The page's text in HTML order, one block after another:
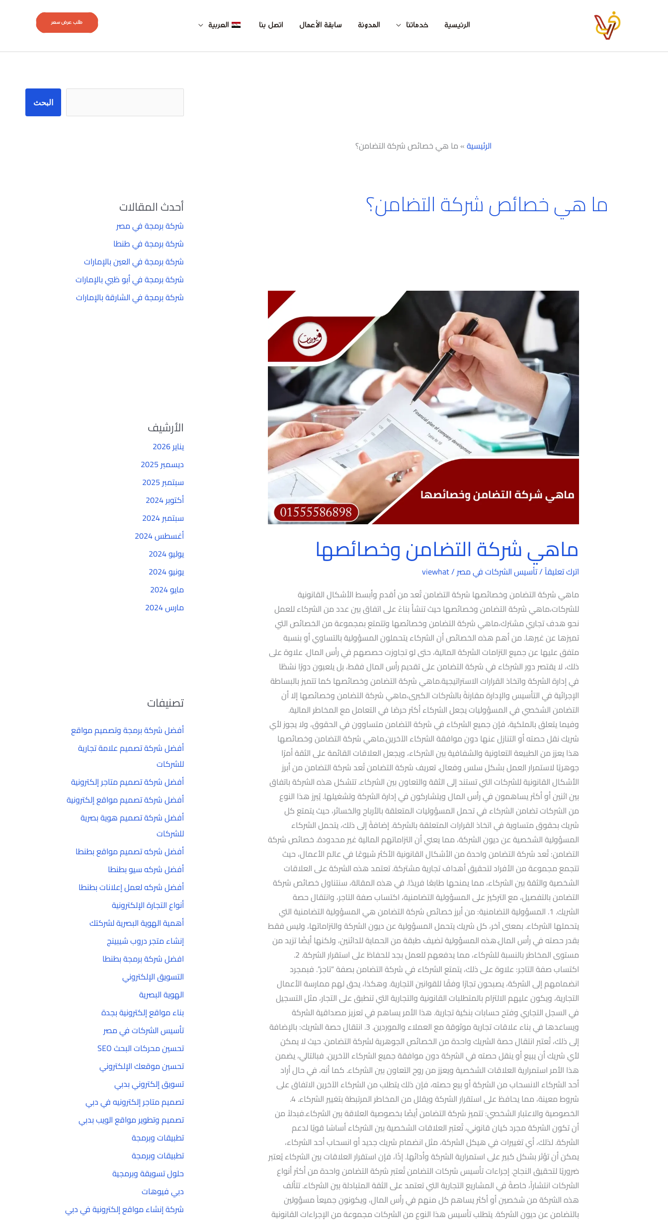
الرئيسية خدماتنا المدونة سابقة الأعمال اتصل بنا العربية طلب عرض سعر
الرئيسية» ما هي خصائص شركة التضامن؟
ما هي خصائص شركة التضامن؟
ماهي شركة التضامن وخصائصها
اترك تعليقاً/تأسيس الشركات في مصر/
viewhat
ماهي شركة التضامن وخصائصها شركة التضامن تُعد من أقدم وأبسط الأشكال القانونية
للشركات،ماهي شركة التضامن وخصائصها حيث تنشأ بناءً على اتفاق بين عدد من الشركاء للعمل
نحو هدف تجاري مشترك،ماهي شركة التضامن وخصائصها وتتمتع بمجموعة من الخصائص التي
تميزها عن غيرها. من أهم هذه الخصائص أن الشركاء يتحملون المسؤولية بالتساوي أو بنسبة
متفق عليها عن جميع التزامات الشركة المالية، حتى لو تجاوزت حصصهم في رأس المال. علاوة على
ذلك، لا يقتصر دور الشركاء في شركة التضامن على تقديم رأس المال فقط، بل يلعبون دورًا نشطًا
في إدارة الشركة واتخاذ القرارات الاستراتيجية.ماهي شركة التضامن وخصائصها كما تتميز بالبساطة
الإجرائية في التأسيس والإدارة مقارنةً بالشركات الكبرى،ماهي شركة التضامن وخصائصها إلا أن
التضامن الشخصي في المسؤوليات يجعل الشركاء أكثر حرصًا في التعامل مع المخاطر المالية.
وفيما يتعلق بالملكية، فإن جميع الشركاء في شركة التضامن متساوون في الحقوق، ولا يجوز لأي
شريك نقل حصته أو التنازل عنها دون موافقة الشركاء الآخرين.ماهي شركة التضامن وخصائصها
هذا يعزز من الطبيعة التعاونية والشفافية بين الشركاء، ويجعل العلاقات القائمة على الثقة أمرًا
جوهريًا لاستمرار العمل بشكل سلس وفعال. تعريف شركة التضامن تُعد شركة التضامن من أبرز
الأشكال القانونية للشركات التي تستند إلى الثقة والتعاون بين الشركاء. تتشكل هذه الشركة باتفاق
بين اثنين أو أكثر يساهمون في رأس المال ويتشاركون في إدارة الشركة وتشغيلها. يُبرز هذا النوع
من الشركات تضامن الشركاء في تحمل المسؤوليات المتعلقة بالأرباح والخسائر، حيث يتمتع كل
شريك بحقوق متساوية في اتخاذ القرارات المتعلقة بالشركة. إضافةً إلى ذلك، يتحمل الشركاء
المسؤولية الشخصية عن ديون الشركة، مما يعني أن التزاماتهم المالية غير محدودة. خصائص شركة
التضامن: تُعد شركة التضامن واحدة من الأشكال القانونية الأكثر شيوعًا في عالم الأعمال، حيث
تتجمع مجموعة من الأفراد لتحقيق أهداف تجارية مشتركة. تعتمد هذه الشركة على العلاقات
الشخصية والثقة بين الشركاء، مما يمنحها طابعًا فريدًا. في هذه المقالة، سنتناول خصائص شركة
التضامن بالتفصيل، مع التركيز على المسؤولية التضامنية، اكتساب صفة التاجر، وانتقال حصة
الشريك. 1. المسؤولية التضامنية: من أبرز خصائص شركة التضامن هي المسؤولية التضامنية التي
يتحملها الشركاء. بمعنى آخر، كل شريك يتحمل المسؤولية عن ديون الشركة والتزاماتها، وليس فقط
بقدر حصته في رأس المال.هذه المسؤولية تضيف طبقة من الحماية للدائنين، ولكنها أيضًا تزيد من
مستوى المخاطر بالنسبة للشركاء، مما يدفعهم للعمل بجد للحفاظ على استقرار الشركة. 2.
اكتساب صفة التاجر: علاوة على ذلك، يتمتع الشركاء في شركة التضامن بصفة “تاجر”. فبمجرد
انضمامهم إلى الشركة، يصبحون تجارًا وفقًا للقوانين التجارية. وهكذا، يحق لهم ممارسة الأعمال
التجارية، ويكون عليهم الالتزام بالمتطلبات القانونية والتجارية التي تنطبق على التجار، مثل التسجيل
في السجل التجاري وفتح حسابات بنكية تجارية. هذا الأمر يساهم في تعزيز مصداقية الشركة
ويساعدها في بناء علاقات تجارية موثوقة مع العملاء والموردين. 3. انتقال حصة الشريك: بالإضافة
إلى ذلك، تُعتبر انتقال حصة الشريك واحدة من الخصائص الجوهرية لشركة التضامن. حيث لا يمكن
لأي شريك أن يبيع أو ينقل حصته في الشركة دون موافقة جميع الشركاء الآخرين. فبالتالي، يضمن
هذا الأمر استمرارية العلاقات الشخصية ويعزز من روح التعاون بين الشركاء. كما أنه، في حال أراد
أحد الشركاء الانسحاب من الشركة أو بيع حصته، فإن ذلك يتطلب من الشركاء الآخرين الاتفاق على
شروط معينة، مما يحافظ على استقرار الشركة ويقلل من المخاطر المرتبطة بتغيير الشركاء. 4.
الخصوصية والاعتبار الشخصي: تتميز شركة التضامن أيضًا بخصوصية العلاقة بين الشركاء.فبدلاً من
أن تكون الشركة مجرد كيان قانوني، تُعتبر العلاقات الشخصية بين الشركاء أساسًا قويًا لدعم
الشركة. لذلك، أي تغييرات في هيكل الشركة، مثل انضمام شريك جديد أو انسحاب أحد الشركاء،
يمكن أن تؤثر بشكل كبير على استمرارية الشركة وأدائها. إذًا، فإن استقرار العلاقات بين الشركاء يُعتبر
ضروريًا لتحقيق النجاح. إجراءات تأسيس شركات التضامن تُعتبر شركة التضامن واحدة من أكثر أنواع
الشركات انتشاراً، خاصةً في المشاريع التجارية التي تعتمد على الثقة المتبادلة بين الشركاء. تتألف
هذه الشركة من شخصين أو أكثر يساهم كل منهم في رأس المال، ويكونون جميعاً مسؤولين
بالتضامن عن ديون الشركة. يتطلب تأسيس هذا النوع من الشركات مجموعة من الإجراءات القانونية
التضامن
وخصائصها
البحث
أحدث المقالات
شركة برمجة في مصر
شركة برمجة في طنطا
شركة برمجة في العين بالإمارات
شركة برمجة في أبو ظبي بالإمارات
شركة برمجة في الشارقة بالإمارات
الأرشيف
يناير 2026
ديسمبر 2025
سبتمبر 2025
أكتوبر 2024
سبتمبر 2024
أغسطس 2024
يوليو 2024
يونيو 2024
مايو 2024
مارس 2024
تصنيفات
أفضل شركة برمجة وتصميم مواقع
أفضل شركة تصميم علامة تجارية
للشركات
أفضل شركة تصميم متاجر إلكترونية
أفضل شركة تصميم مواقع إلكترونية
أفضل شركة تصميم هوية بصرية
للشركات
أفضل شركه تصميم مواقع بطنطا
أفضل شركه سيو بطنطا
أفضل شركه لعمل إعلانات بطنطا
أنواع التجارة الإلكترونية
أهمية الهوية البصرية لشركتك
إنشاء متجر دروب شيبينج
افضل شركة برمجة بطنطا
التسويق الإلكتروني
الهوية البصرية
بناء مواقع إلكترونية بجدة
تأسيس الشركات في مصر
تحسين محركات البحث SEO
تحسين موقعك الإلكتروني
تسويق إلكتروني بدبي
تصميم متاجر إلكترونيه في دبي
تصميم وتطوير مواقع الويب بدبي
تطبيقات وبرمجة
تطبيقات وبرمجة
حلول تسويقة وبرمجية
دبي فيوهات
شركة إنشاء مواقع إلكترونية في دبي